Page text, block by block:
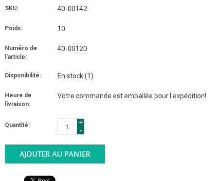
SKU: 40-00142
Poids: 10
Numéro de
l'article:
40-00120
Disponibilité: En stock(1)
Heure de
livraison:
Votre commande est emballée pour l'expédition!
Quantité:
+
-
AJOUTER AU PANIER